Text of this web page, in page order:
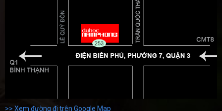
>> Xem đường đi trên Google Map